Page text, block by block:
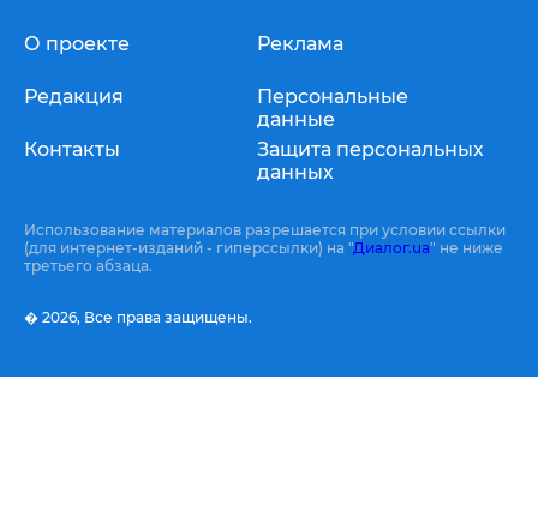
О проекте
Редакция
Контакты
Реклама
Персональные
данные
Защита персональных
данных
Использование материалов разрешается при условии ссылки
(для интернет-изданий - гиперссылки) на "Диалог.ua" не ниже
третьего абзаца.
� 2026, Все права защищены.